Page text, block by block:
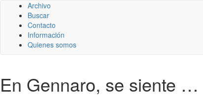
Archivo
Buscar
Contacto
Información
Quienes somos
En Gennaro, se siente